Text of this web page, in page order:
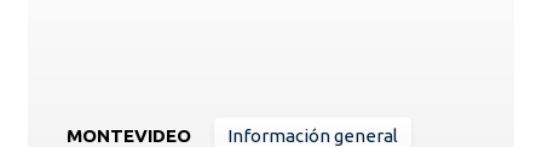
MONTEVIDEO Información general